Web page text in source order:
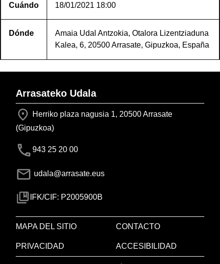
Cuándo 18/01/2021 18:00
Dónde
Amaia Udal Antzokia, Otalora Lizentziaduna
Kalea, 6, 20500 Arrasate, Gipuzkoa, España
Arrasateko Udala
Herriko plaza nagusia 1, 20500 Arrasate
(Gipuzkoa)
943 25 20 00
udala@arrasate.eus
IFK/CIF: P2005900B
MAPA DEL SITIO CONTACTO
PRIVACIDAD ACCESIBILIDAD